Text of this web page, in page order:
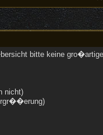
bitte keine
nicht)